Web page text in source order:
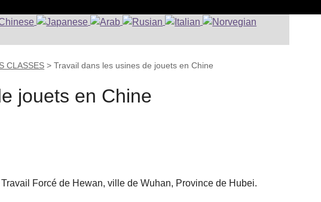
CLASSES >Travail dans les usines de jouets en Chine
jouets en Chine
Forcé de Hewan, ville de Wuhan, Province de Hubei.